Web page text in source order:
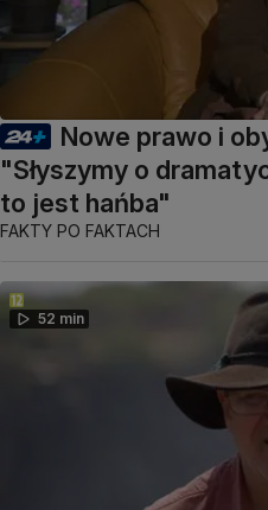
Nowe prawo i
"Słyszymy o
to jest hańba"
FAKTY PO FAKTACH
52 min